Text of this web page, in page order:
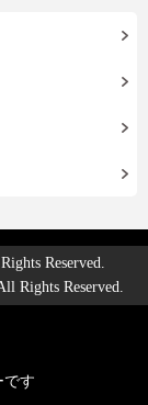
Reserved.
Rights Reserved.
です